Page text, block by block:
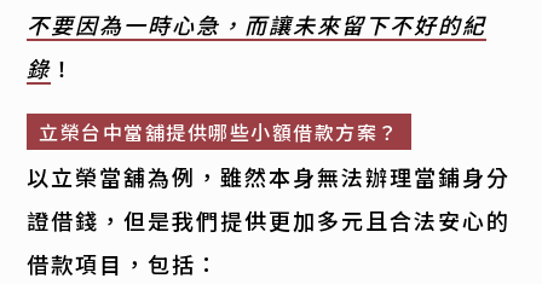
不要因為一時心急，而讓未來留下不好的紀
錄 ！
立榮台中當舖提供哪些小額借款方案？
以立榮當舖為例，雖然本身無法辦理當鋪身分
證借錢，但是我們提供更加多元且合法安心的
借款項目，包括：